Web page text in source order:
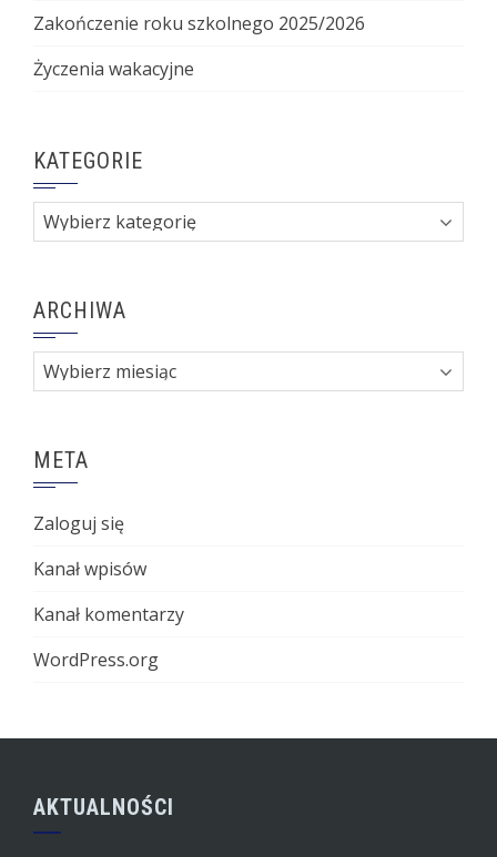
Zakończenie roku szkolnego 2025/2026
Życzenia wakacyjne
KATEGORIE
Kategorie
ARCHIWA
Archiwa
META
Zaloguj się
Kanał wpisów
Kanał komentarzy
WordPress.org
AKTUALNOŚCI